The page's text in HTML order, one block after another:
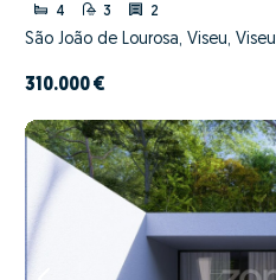
4 3 2
São João de Lourosa, Viseu, Viseu
310.000 €